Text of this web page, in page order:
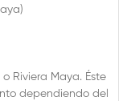
Riviera Maya. Éste
dependiendo del